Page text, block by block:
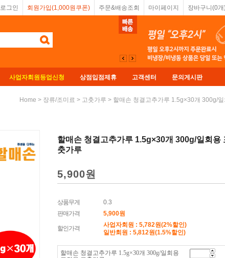
로그인 회원가입(1,000원쿠폰) 주문&배송조회 마이페이지 장바구니(0개
사업자회원등업신청 상점입점제휴 고객센터 문의게시판
Home > 장류/조미료 > 고춧가루 > 할매손 청결고추가루 1.5g×30개 300g/
할매손 청결고추가루 1.5g×30개 300g/일회용
춧가루
5,900원
상품무게
0.3
판매가격
5,900원
할인가격
사업자회원 : 5,782원(2%할인)
일반회원 : 5,812원(1.5%할인)
할매손 청결고추가루 1.5g×30개 300g/일회용